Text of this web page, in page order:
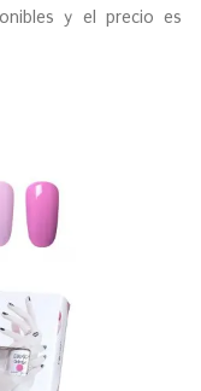
y el precio es